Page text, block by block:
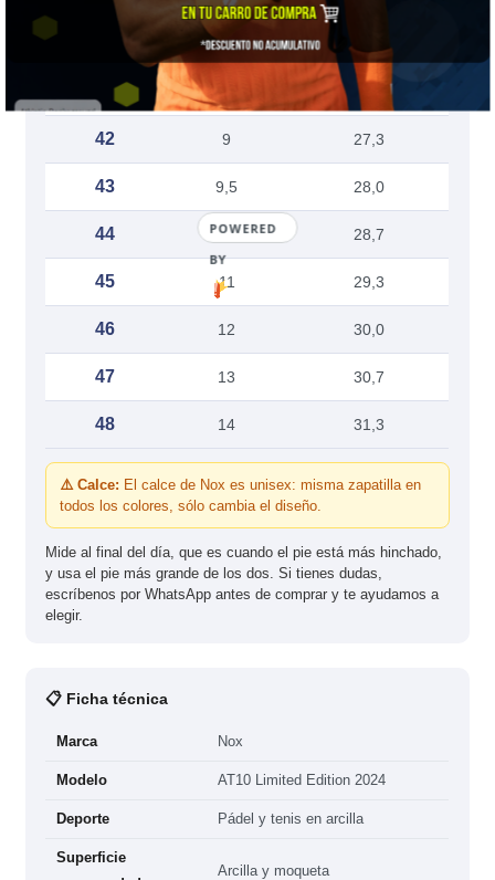
7
41 26,7
42 9 27,3
43 9,5 28,0
44 10 28,7
45 11 29,3
46 12 30,0
47 13 30,7
48 14 31,3
⚠️ Calce: El calce de Nox es unisex: misma zapatilla en
todos los colores, sólo cambia el diseño.
Mide al final del día, que es cuando el pie está más hinchado,
y usa el pie más grande de los dos. Si tienes dudas,
escríbenos por WhatsApp antes de comprar y te ayudamos a
elegir.
📋 Ficha técnica
Marca Nox
Modelo AT10 Limited Edition 2024
Deporte Pádel y tenis en arcilla
Superficie
Arcilla y moqueta
POWERED
BY